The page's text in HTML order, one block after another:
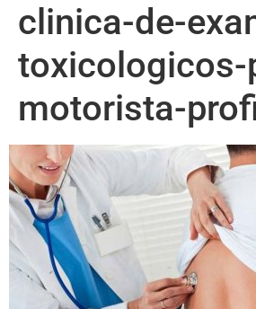
clinica-de-
toxicologicos-
motorista-